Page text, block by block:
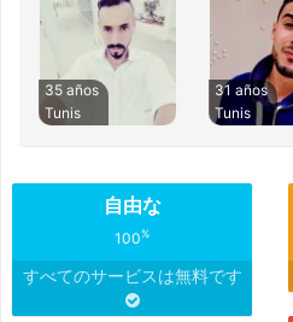
35 años
Tunis
31 años
Tunis
自由な
100%
すべてのサービスは無料です